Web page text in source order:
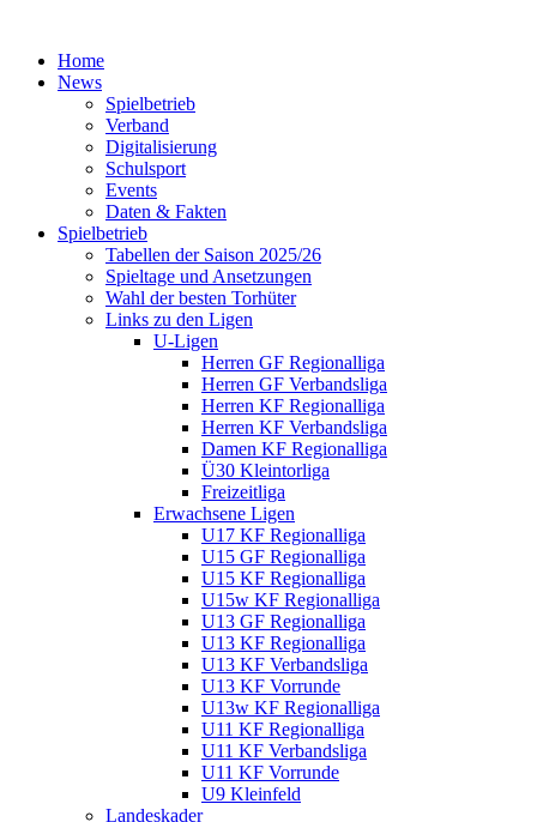
Home
News
Spielbetrieb
Verband
Digitalisierung
Schulsport
Events
Daten & Fakten
Spielbetrieb
Tabellen der Saison 2025/26
Spieltage und Ansetzungen
Wahl der besten Torhüter
Links zu den Ligen
U-Ligen
Herren GF Regionalliga
Herren GF Verbandsliga
Herren KF Regionalliga
Herren KF Verbandsliga
Damen KF Regionalliga
Ü30 Kleintorliga
Freizeitliga
Erwachsene Ligen
U17 KF Regionalliga
U15 GF Regionalliga
U15 KF Regionalliga
U15w KF Regionalliga
U13 GF Regionalliga
U13 KF Regionalliga
U13 KF Verbandsliga
U13 KF Vorrunde
U13w KF Regionalliga
U11 KF Regionalliga
U11 KF Verbandsliga
U11 KF Vorrunde
U9 Kleinfeld
Landeskader